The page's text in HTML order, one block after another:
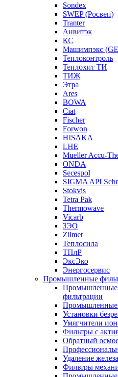
Sondex
SWEP (Росвеп)
Tranter
Анвитэк
КС
Машимпэкс
Теплоконтроль
Теплохит ТИ
ТИЖ
Этра
Ares
BOWA
Ciat
Fischer
Forwon
HISAKA
LHE
Mueller Accu-
ONDA
Secespol
SIGMA API
Stokvis
Tetra Pak
Thermowave
Vicarb
ЗЭО
Zilmet
Теплосила
ТПлР
ЭксЭко
Энергосервис
Промышленные
Промышленные
фильтрации
Промышленные
Установки
Умягчители
Фильтры с
Обратный
Удаление
Фильтры